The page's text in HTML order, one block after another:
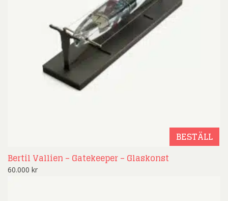
BESTÄLL
Bertil Vallien – Gatekeeper – Glaskonst
60.000 kr